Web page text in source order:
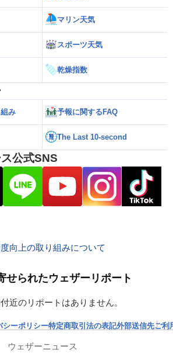
マリン天気
スポーツ天気
乾燥指数
み 予報に関するFAQ
The Last 10-second
公式SNS
向上の取り組みについて
せられたウェザーリポート
近のリポートはありません。
シーポリシー特定商取引法の表記外部送信先ご利
ウェザーニュース